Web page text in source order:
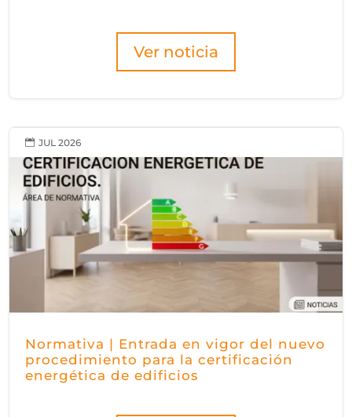
Ver noticia
Normativa | Entrada en vigor del nuevo
procedimiento para la certificación
energética de edificios
 JUL 2026